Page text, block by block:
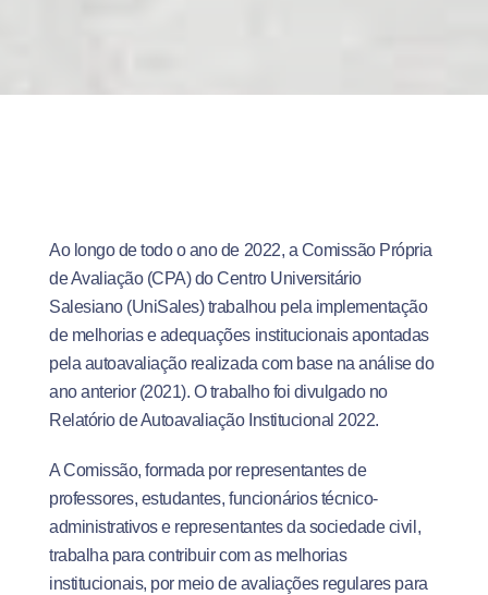
Ao longo de todo o ano de 2022, a Comissão Própria
de Avaliação (CPA) do Centro Universitário
Salesiano (UniSales) trabalhou pela implementação
de melhorias e adequações institucionais apontadas
pela autoavaliação realizada com base na análise do
ano anterior (2021). O trabalho foi divulgado no
Relatório de Autoavaliação Institucional 2022.
A Comissão, formada por representantes de
professores, estudantes, funcionários técnico-
administrativos e representantes da sociedade civil,
trabalha para contribuir com as melhorias
institucionais, por meio de avaliações regulares para